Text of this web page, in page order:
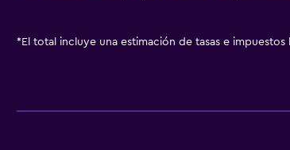
* El total incluye una estimación de tasas e